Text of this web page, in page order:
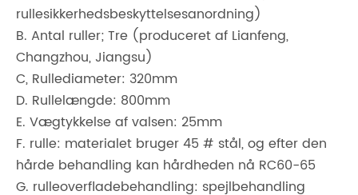
rullesikkerhedsbeskyttelsesanordning)
B. Antal ruller; Tre (produceret af Lianfeng,
Changzhou, Jiangsu)
C, Rullediameter: 320mm
D. Rullelængde: 800mm
E. Vægtykkelse af valsen: 25mm
F. rulle: materialet bruger 45 # stål, og efter den
hårde behandling kan hårdheden nå RC60-65
G. rulleoverfladebehandling: spejlbehandling